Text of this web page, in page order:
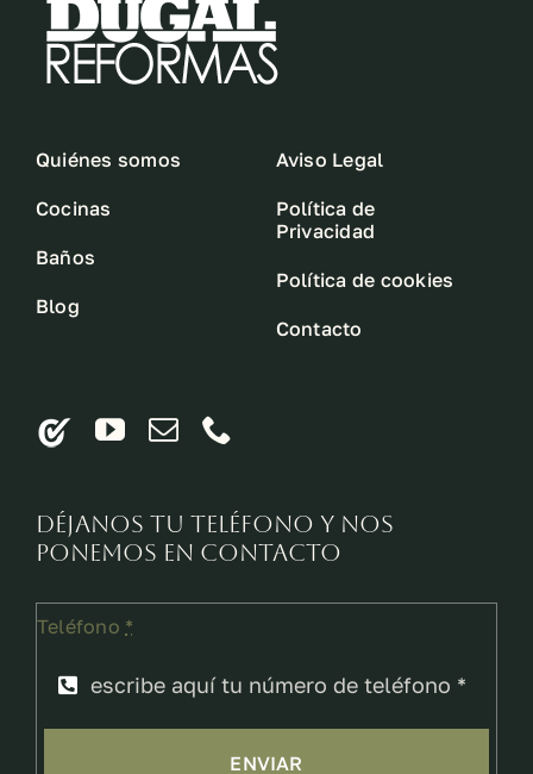
Quiénes somos
Cocinas
Baños
Blog
Aviso Legal
Política de
Privacidad
Política de cookies
Contacto
Déjanos tu teléfono y nos
ponemos en contacto
Teléfono *
ENVIAR